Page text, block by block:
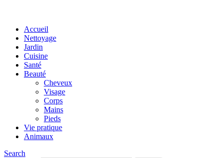
Accueil
Nettoyage
Jardin
Cuisine
Santé
Beauté
Cheveux
Visage
Corps
Mains
Pieds
Vie pratique
Animaux
Search